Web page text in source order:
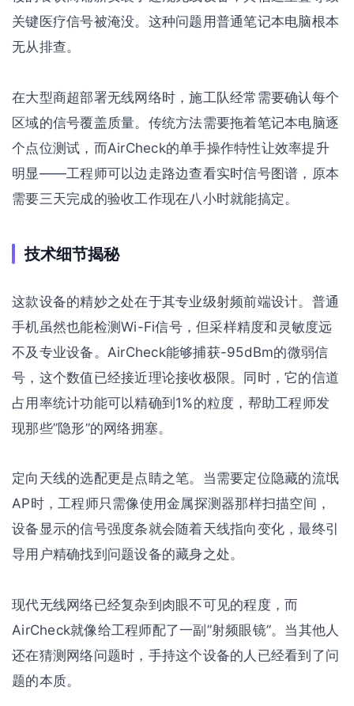
关键医疗信号被淹没。这种问题用普通笔记本电脑根本
无从排查。
在大型商超部署无线网络时，施工队经常需要确认每个
区域的信号覆盖质量。传统方法需要拖着笔记本电脑逐
个点位测试，而AirCheck的单手操作特性让效率提升
明显——工程师可以边走路边查看实时信号图谱，原本
需要三天完成的验收工作现在八小时就能搞定。
技术细节揭秘
这款设备的精妙之处在于其专业级射频前端设计。普通
手机虽然也能检测Wi-Fi信号，但采样精度和灵敏度远
不及专业设备。AirCheck能够捕获-95dBm的微弱信
号，这个数值已经接近理论接收极限。同时，它的信道
占用率统计功能可以精确到1%的粒度，帮助工程师发
现那些”隐形”的网络拥塞。
定向天线的选配更是点睛之笔。当需要定位隐藏的流氓
AP时，工程师只需像使用金属探测器那样扫描空间，
设备显示的信号强度条就会随着天线指向变化，最终引
导用户精确找到问题设备的藏身之处。
现代无线网络已经复杂到肉眼不可见的程度，而
AirCheck就像给工程师配了一副”射频眼镜”。当其他人
还在猜测网络问题时，手持这个设备的人已经看到了问
题的本质。